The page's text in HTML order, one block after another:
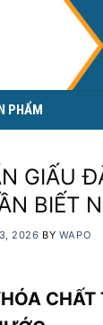
PHẨM
GIẤU
BIẾT
2026 BY WAPO